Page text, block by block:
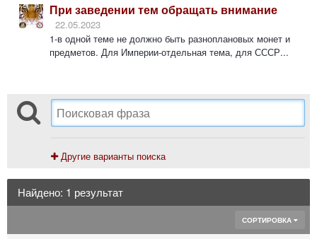
При заведении тем обращать внимание
22.05.2023
1-в одной теме не должно быть разноплановых монет и
предметов. Для Империи-отдельная тема, для СССР...
Другие варианты поиска
Найдено: 1 результат
СОРТИРОВКА